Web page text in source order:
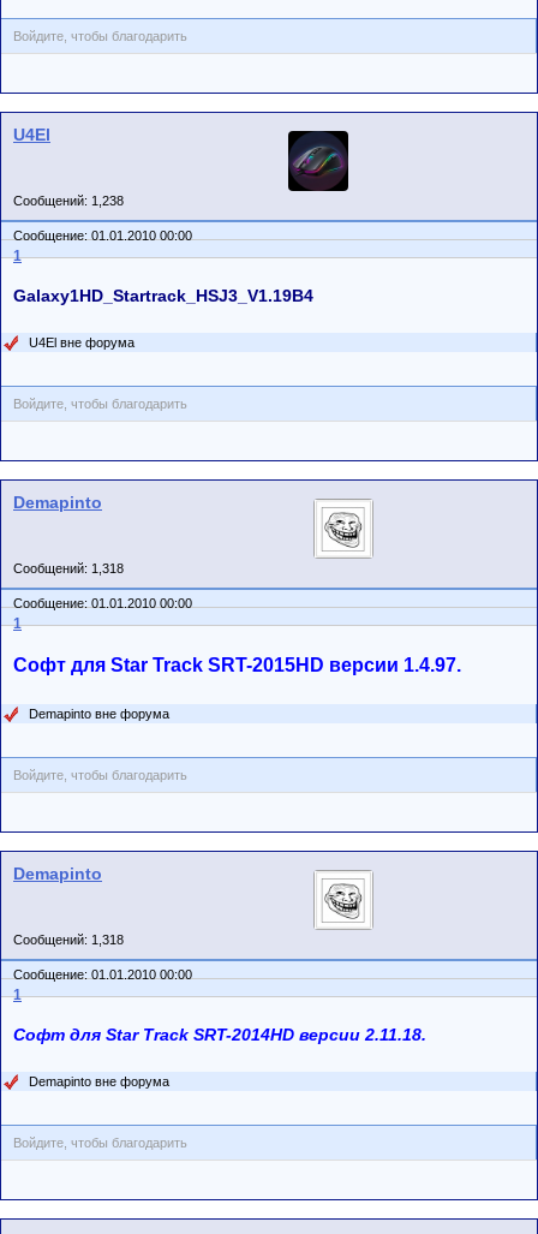
Войдите, чтобы благодарить
U4El
Сообщений: 1,238
Сообщение: 01.01.2010 00:00
1
Galaxy1HD_Startrack_HSJ3_V1.19B4
U4El вне форума
Войдите, чтобы благодарить
Demapinto
Сообщений: 1,318
Сообщение: 01.01.2010 00:00
1
Софт для Star Track SRT-2015HD версии 1.4.97.
Demapinto вне форума
Войдите, чтобы благодарить
Demapinto
Сообщений: 1,318
Сообщение: 01.01.2010 00:00
1
Софт для Star Track SRT-2014HD версии 2.11.18.
Demapinto вне форума
Войдите, чтобы благодарить